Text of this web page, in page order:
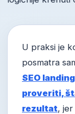
U praksi je
posmatra
SEO
proveriti,
rezultat,